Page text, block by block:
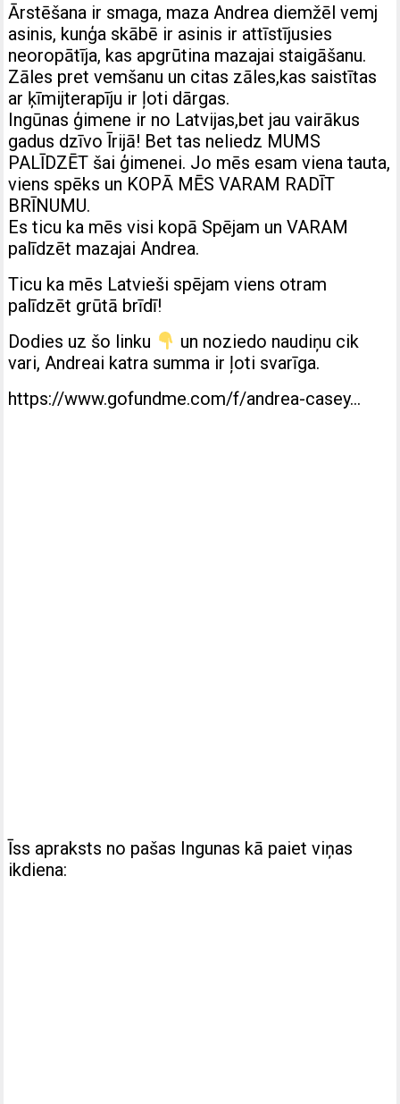
Ārstēšana ir smaga, maza Andrea diemžēl vemj
asinis, kunģa skābē ir asinis ir attīstījusies
neoropātīja, kas apgrūtina mazajai staigāšanu.
Zāles pret vemšanu un citas zāles,kas saistītas
ar ķīmijterapīju ir ļoti dārgas.
Ingūnas ģimene ir no Latvijas,bet jau vairākus
gadus dzīvo Īrijā! Bet tas neliedz MUMS
PALĪDZĒT šai ģimenei. Jo mēs esam viena tauta,
viens spēks un KOPĀ MĒS VARAM RADĪT
BRĪNUMU.
Es ticu ka mēs visi kopā Spējam un VARAM
palīdzēt mazajai Andrea.
Ticu ka mēs Latvieši spējam viens otram
palīdzēt grūtā brīdī!
Dodies uz šo linku
un noziedo naudiņu cik
vari, Andreai katra summa ir ļoti svarīga.
https://www.gofundme.com/f/andrea-casey…
Īss apraksts no pašas Ingunas kā paiet viņas
ikdiena: